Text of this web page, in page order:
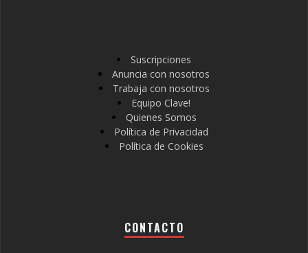
Suscripciones
Anuncia con nosotros
Trabaja con nosotros
Equipo Clave!
Quienes Somos
Política de Privacidad
Política de Cookies
CONTACTO